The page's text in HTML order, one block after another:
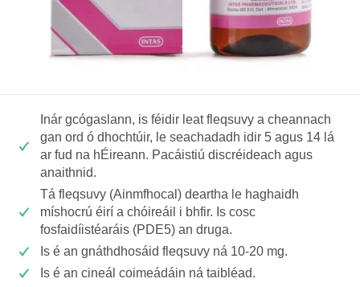
Inár gcógaslann, is féidir leat fleqsuvy a cheannach
gan ord ó dhochtúir, le seachadadh idir 5 agus 14 lá
ar fud na hÉireann. Pacáistiú discréideach agus
anaithnid.
Tá fleqsuvy (Ainmfhocal) deartha le haghaidh
míshocrú éirí a chóireáil i bhfir. Is cosc
fosfaidíistéaráis (PDE5) an druga.
Is é an gnáthdhosáid fleqsuvy ná 10-20 mg.
Is é an cineál coimeádáin ná taibléad.